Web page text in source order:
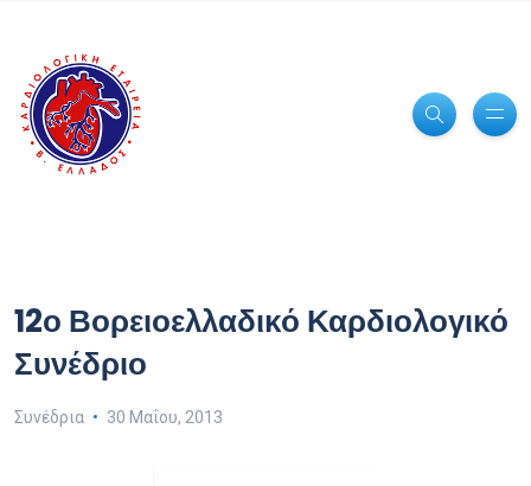
12ο Βορειοελλαδικό Καρδιολογικό
Συνέδριο
Συνέδρια 30 Μαΐου, 2013